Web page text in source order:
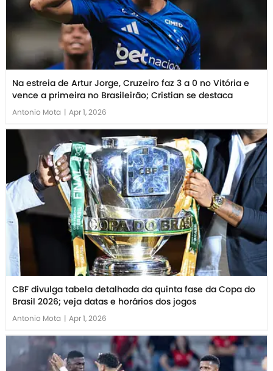
Na estreia de Artur Jorge, Cruzeiro faz 3 a 0 no Vitória e
vence a primeira no Brasileirão; Cristian se destaca
Antonio Mota | Apr 1, 2026
CBF divulga tabela detalhada da quinta fase da Copa do
Brasil 2026; veja datas e horários dos jogos
Antonio Mota | Apr 1, 2026